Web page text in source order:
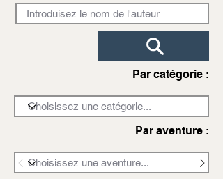
Par catégorie :
Par aventure :